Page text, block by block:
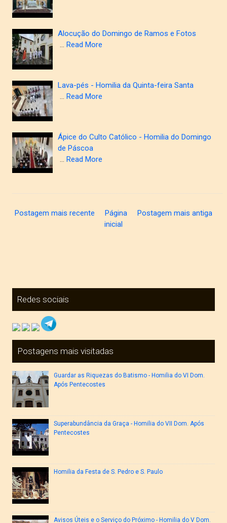
Alocução do Domingo de Ramos e Fotos
… Read More
Lava-pés - Homilia da Quinta-feira Santa
… Read More
Ápice do Culto Católico - Homilia do Domingo
de Páscoa
… Read More
Postagem mais recente Postagem mais antiga
Página
inicial
Redes sociais
Postagens mais visitadas
Guardar as Riquezas do Batismo - Homilia do VI Dom.
Após Pentecostes
Superabundância da Graça - Homilia do VII Dom. Após
Pentecostes
Homilia da Festa de S. Pedro e S. Paulo
Avisos Úteis e o Serviço do Próximo - Homilia do V Dom.